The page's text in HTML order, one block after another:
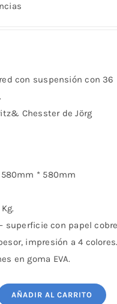
con suspensión con 36
Chesster de Jörg
* 580mm
superficie con papel cobre
impresión a 4 colores.
en goma EVA.
AÑADIR AL CARRITO